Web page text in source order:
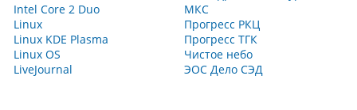
Intel Core 2 Duo
Linux
Linux KDE Plasma
Linux OS
LiveJournal
МКС
Прогресс РКЦ
Прогресс ТГК
Чистое небо
ЭОС Дело СЭД